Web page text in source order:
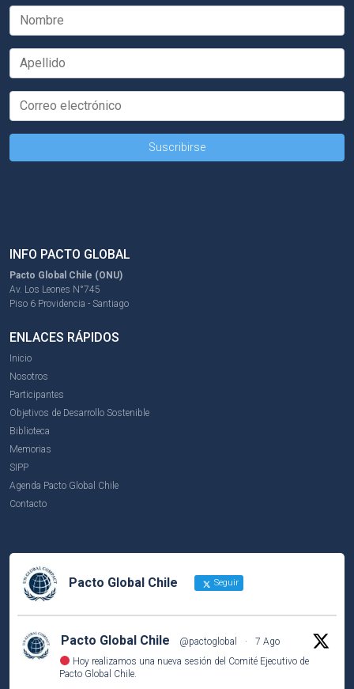
INFO PACTO GLOBAL
Pacto Global Chile (ONU)
Av. Los Leones N°745
Piso 6 Providencia - Santiago
ENLACES RÁPIDOS
Inicio
Nosotros
Participantes
Objetivos de Desarrollo Sostenible
Biblioteca
Memorias
SIPP
Agenda Pacto Global Chile
Contacto
Pacto Global Chile Seguir
Pacto Global Chile @pactoglobal ·
7 Ago
Hoy realizamos una nueva sesión del Comité Ejecutivo de
Pacto Global Chile.